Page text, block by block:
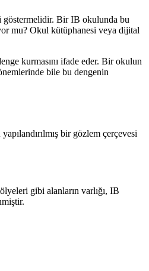
göstermelidir. Bir IB okulunda bu
mu? Okul kütüphanesi veya dijital
kurmasını ifade eder. Bir okulun
bile bu dengenin
bir gözlem çerçevesi
gibi alanların varlığı, IB